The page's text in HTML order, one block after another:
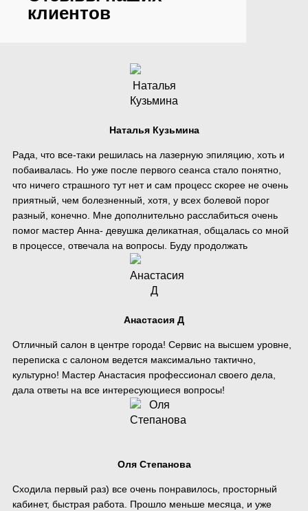
клиентов
​Наталья Кузьмина
Рада, что все-таки решилась на лазерную эпиляцию, хоть и
побаивалась. Но уже после первого сеанса стало понятно,
что ничего страшного тут нет и сам процесс скорее не очень
приятный, чем болезненный, хотя, у всех болевой порог
разный, конечно. Мне дополнительно расслабиться очень
помог мастер Анна- девушка деликатная, общалась со мной
в процессе, отвечала на вопросы. Буду продолжать
​Анастасия Д
Отличный салон в центре города! Сервис на высшем уровне,
переписка с салоном ведется максимально тактично,
культурно! Мастер Анастасия профессионал своего дела,
дала ответы на все интересующиеся вопросы!
​Оля Степанова
Сходила первый раз) все очень понравилось, просторный
кабинет, быстрая работа. Прошло меньше месяца, и уже